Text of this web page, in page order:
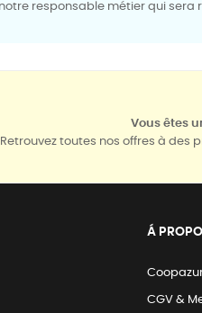
responsable métier qui sera
Vous êtes
Retrouvez toutes nos offres à des
Á
CGV &